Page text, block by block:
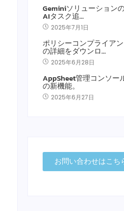
Geminiソリューション
AIタスク追…
2025年7月1日
ポリシーコンプライア
の詳細をダウンロ…
2025年6月28日
AppSheet管理コンソー
の新機能。
2025年6月27日
お問い合わせはこち